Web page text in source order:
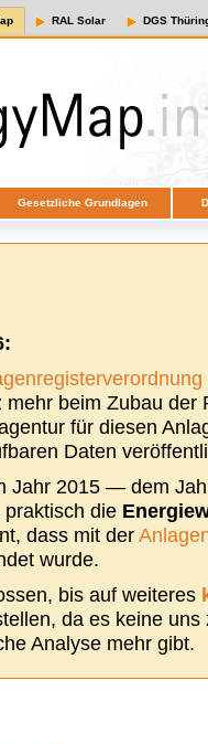
RAL Solar DGS
Gesetzliche Grundlagen
beim Zubau der
für diesen
Daten
Jahr 2015 — dem
die
dass mit der
wurde.
bis auf weiteres
da es keine
Analyse mehr gibt.